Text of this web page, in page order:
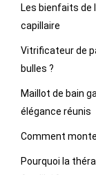
Les bienfaits de
capillaire
Vitrificateur de
bulles ?
Maillot de bain
élégance réunis
Comment
Pourquoi la